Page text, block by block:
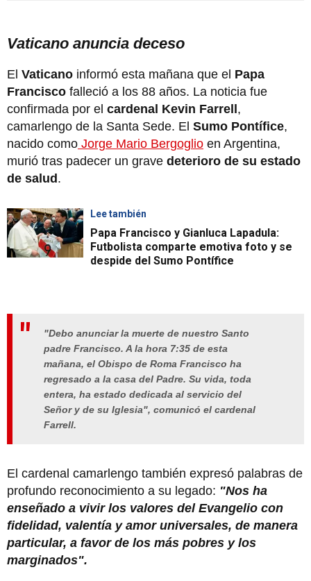
Vaticano anuncia deceso
El Vaticano informó esta mañana que el Papa
Francisco falleció a los 88 años. La noticia fue
confirmada por el cardenal Kevin Farrell ,
camarlengo de la Santa Sede. El Sumo Pontífice,
nacido como Jorge Mario Bergoglio en Argentina,
murió tras padecer un grave deterioro de su estado
de salud .
Lee también
Papa Francisco y Gianluca Lapadula:
Futbolista comparte emotiva foto y se
despide del Sumo Pontífice
"Debo anunciar la muerte de nuestro Santo
padre Francisco. A la hora 7:35 de esta
mañana, el Obispo de Roma Francisco ha
regresado a la casa del Padre. Su vida, toda
entera, ha estado dedicada al servicio del
Señor y de su Iglesia", comunicó el cardenal
Farrell.
El cardenal camarlengo también expresó palabras de
profundo reconocimiento a su legado: "Nos ha
enseñado a vivir los valores del Evangelio con
fidelidad, valentía y amor universales, de manera
particular, a favor de los más pobres y los
marginados".